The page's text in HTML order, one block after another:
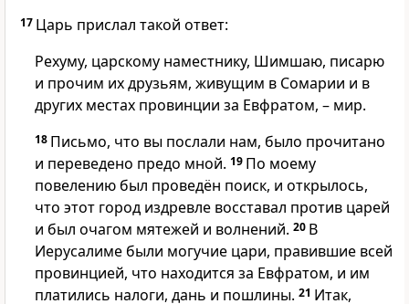
17 Царь прислал такой ответ:
Рехуму, царскому наместнику, Шимшаю, писарю
и прочим их друзьям, живущим в Сомарии и в
других местах провинции за Евфратом, – мир.
18 Письмо, что вы послали нам, было прочитано
и переведено предо мной. 19 По моему
повелению был проведён поиск, и открылось,
что этот город издревле восставал против царей
и был очагом мятежей и волнений. 20 В
Иерусалиме были могучие цари, правившие всей
провинцией, что находится за Евфратом, и им
платились налоги, дань и пошлины. 21 Итак,